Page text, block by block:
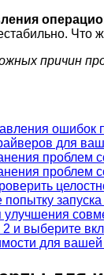
Что
причин
ошибок
для
проблем
проблем
улучшения
и выберите
для